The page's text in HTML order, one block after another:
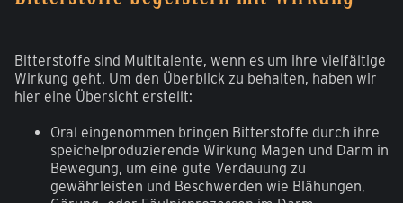
Bitterstoffe sind Multitalente, wenn es um ihre vielfältige
Wirkung geht. Um den Überblick zu behalten, haben wir
hier eine Übersicht erstellt:
Oral eingenommen bringen Bitterstoffe durch ihre
speichelproduzierende Wirkung Magen und Darm in
Bewegung, um eine gute Verdauung zu
gewährleisten und Beschwerden wie Blähungen,